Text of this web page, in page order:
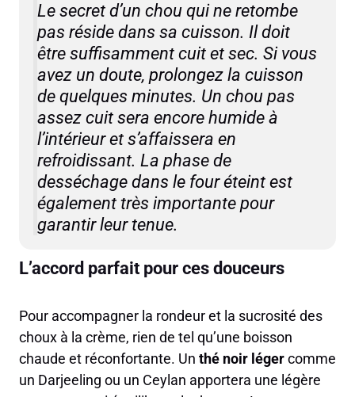
Le secret d’un chou qui ne retombe
pas réside dans sa cuisson. Il doit
être suffisamment cuit et sec. Si vous
avez un doute, prolongez la cuisson
de quelques minutes. Un chou pas
assez cuit sera encore humide à
l’intérieur et s’affaissera en
refroidissant. La phase de
desséchage dans le four éteint est
également très importante pour
garantir leur tenue.
L’accord parfait pour ces douceurs
Pour accompagner la rondeur et la sucrosité des
choux à la crème, rien de tel qu’une boisson
chaude et réconfortante. Un thé noir légercomme
un Darjeeling ou un Ceylan apportera une légère